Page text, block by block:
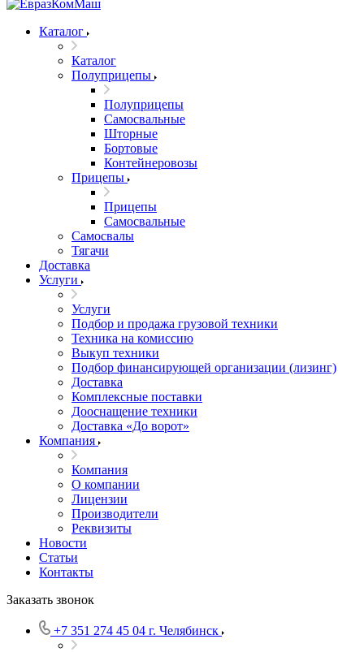
Каталог
Каталог
Полуприцепы
Полуприцепы
Самосвальные
Шторные
Бортовые
Контейнеровозы
Прицепы
Прицепы
Самосвальные
Самосвалы
Тягачи
Доставка
Услуги
Услуги
Подбор и продажа грузовой техники
Техника на комиссию
Выкуп техники
Подбор финансирующей организации (лизинг)
Доставка
Комплексные поставки
Дооснащение техники
Доставка «До ворот»
Компания
Компания
О компании
Лицензии
Производители
Реквизиты
Новости
Статьи
Контакты
Заказать звонок
+7 351 274 45 04 г. Челябинск